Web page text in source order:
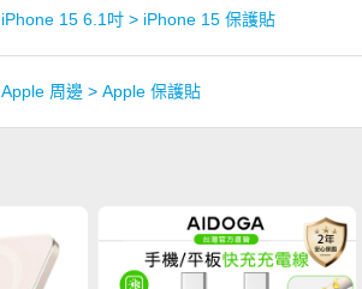
iPhone 15 6.1吋 > iPhone 15 保護貼
Apple 周邊 > Apple 保護貼